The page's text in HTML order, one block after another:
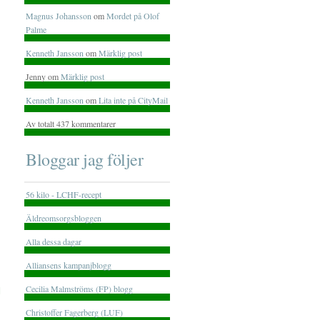
Magnus Johansson omMordet på Olof
Palme
Kenneth Jansson omMärklig post
Jenny omMärklig post
Kenneth Jansson omLita inte på CityMail
Av totalt 437 kommentarer
Bloggar jag följer
56 kilo - LCHF-recept
Äldreomsorgsbloggen
Alla dessa dagar
Alliansens kampanjblogg
Cecilia Malmströms (FP) blogg
Christoffer Fagerberg (LUF)